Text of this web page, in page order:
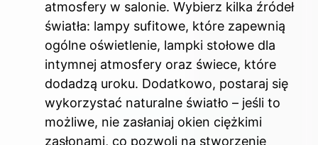
atmosfery w salonie. Wybierz kilka źródeł
światła: lampy sufitowe, które zapewnią
ogólne oświetlenie, lampki stołowe dla
intymnej atmosfery oraz świece, które
dodadzą uroku. Dodatkowo, postaraj się
wykorzystać naturalne światło – jeśli to
możliwe, nie zasłaniaj okien ciężkimi
zasłonami, co pozwoli na stworzenie